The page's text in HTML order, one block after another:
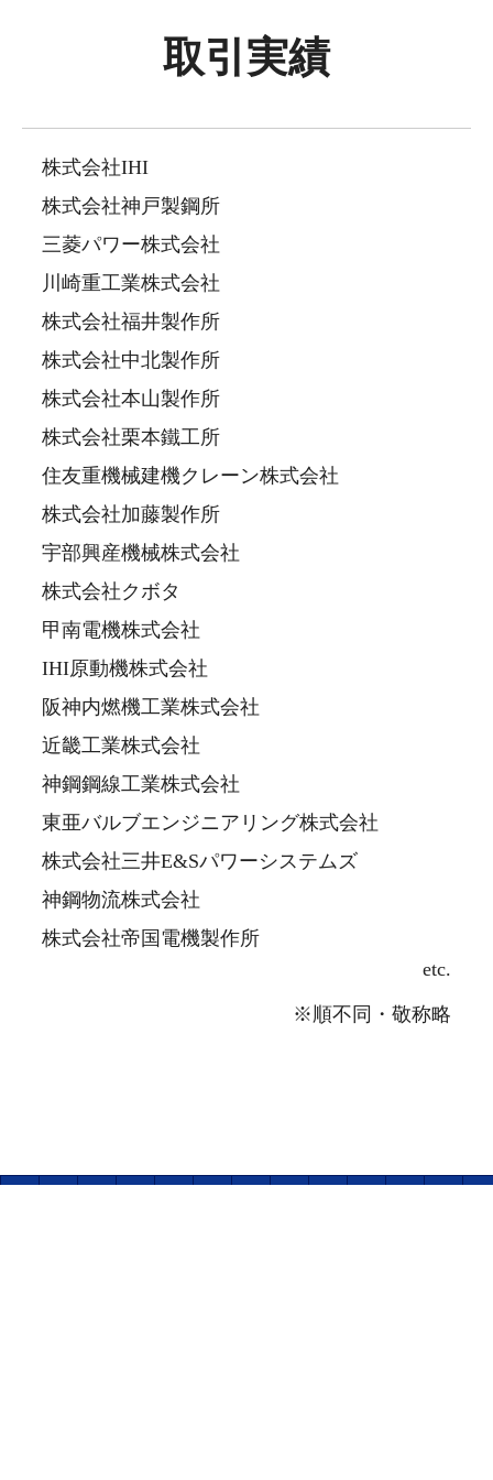
取引実績
株式会社IHI
株式会社神戸製鋼所
三菱パワー株式会社
川崎重工業株式会社
株式会社福井製作所
株式会社中北製作所
株式会社本山製作所
株式会社栗本鐵工所
住友重機械建機クレーン株式会社
株式会社加藤製作所
宇部興産機械株式会社
株式会社クボタ
甲南電機株式会社
IHI原動機株式会社
阪神内燃機工業株式会社
近畿工業株式会社
神鋼鋼線工業株式会社
東亜バルブエンジニアリング株式会社
株式会社三井E&Sパワーシステムズ
神鋼物流株式会社
株式会社帝国電機製作所
etc.
※順不同・敬称略